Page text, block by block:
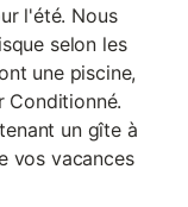
l'été. Nous
selon les
une piscine,
Conditionné.
un gîte à
vos vacances